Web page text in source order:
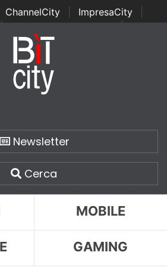
ChannelCity ImpresaCity
Italian Channel Awards | Italian
Italian Security Awards
Newsletter
Cerca
MOBILE
GAMING